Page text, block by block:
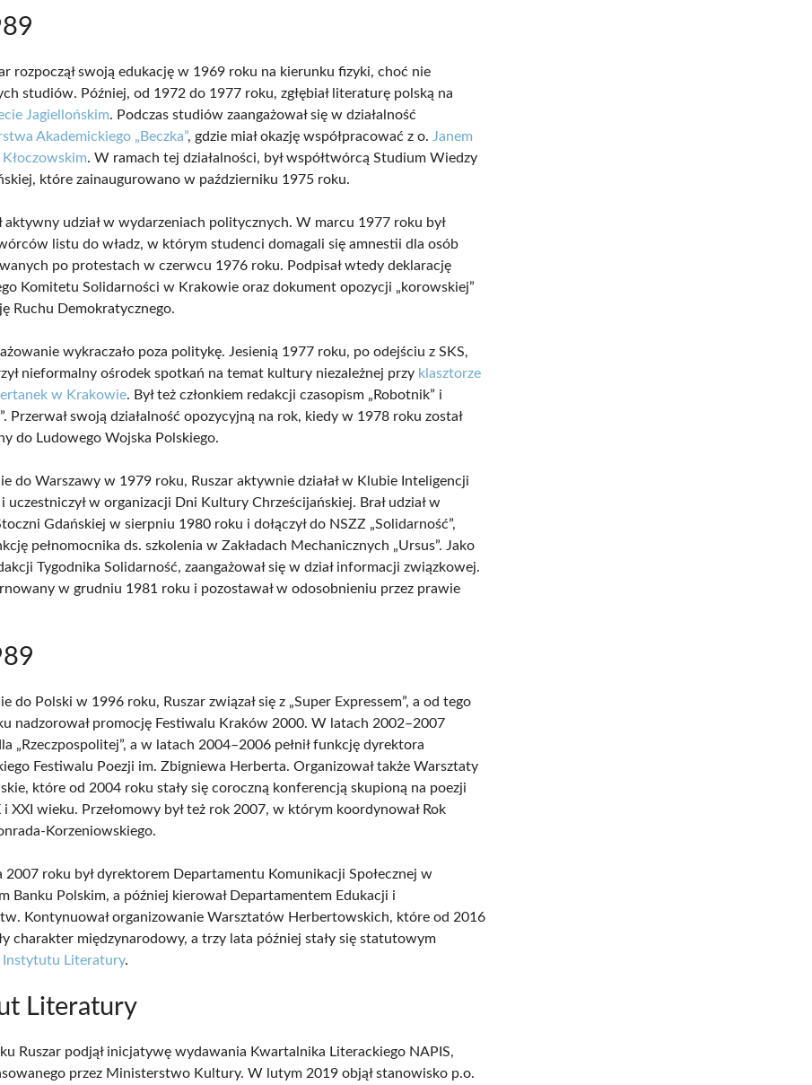
rozpoczął swoją edukację w 1969 roku na kierunku fizyki, choć nie
studiów. Później, od 1972 do 1977 roku, zgłębiał literaturę polską na
Jagiellońskim. Podczas studiów zaangażował się w działalność
Akademickiego „Beczka”, gdzie miał okazję współpracować z o. Janem
. W ramach tej działalności, był współtwórcą Studium Wiedzy
które zainaugurowano w październiku 1975 roku.
aktywny udział w wydarzeniach politycznych. W marcu 1977 roku był
listu do władz, w którym studenci domagali się amnestii dla osób
po protestach w czerwcu 1976 roku. Podpisał wtedy deklarację
Komitetu Solidarności w Krakowie oraz dokument opozycji „korowskiej”
Ruchu Demokratycznego.
wykraczało poza politykę. Jesienią 1977 roku, po odejściu z SKS,
nieformalny ośrodek spotkań na temat kultury niezależnej przy klasztorze
w Krakowie. Był też członkiem redakcji czasopism „Robotnik” i
Przerwał swoją działalność opozycyjną na rok, kiedy w 1978 roku został
do Ludowego Wojska Polskiego.
do Warszawy w 1979 roku, Ruszar aktywnie działał w Klubie Inteligencji
uczestniczył w organizacji Dni Kultury Chrześcijańskiej. Brał udział w
Gdańskiej w sierpniu 1980 roku i dołączył do NSZZ „Solidarność”,
pełnomocnika ds. szkolenia w Zakładach Mechanicznych „Ursus”. Jako
Tygodnika Solidarność, zaangażował się w dział informacji związkowej.
w grudniu 1981 roku i pozostawał w odosobnieniu przez prawie
do Polski w 1996 roku, Ruszar związał się z „Super Expressem”, a od tego
nadzorował promocję Festiwalu Kraków 2000. W latach 2002–2007
„Rzeczpospolitej”, a w latach 2004–2006 pełnił funkcję dyrektora
Festiwalu Poezji im. Zbigniewa Herberta. Organizował także Warsztaty
które od 2004 roku stały się coroczną konferencją skupioną na poezji
i XXI wieku. Przełomowy był też rok 2007, w którym koordynował Rok
Korzeniowskiego.
2007 roku był dyrektorem Departamentu Komunikacji Społecznej w
Banku Polskim, a później kierował Departamentem Edukacji i
Kontynuował organizowanie Warsztatów Herbertowskich, które od 2016
charakter międzynarodowy, a trzy lata później stały się statutowym
Instytutu Literatury.
Literatury
Ruszar podjął inicjatywę wydawania Kwartalnika Literackiego NAPIS,
przez Ministerstwo Kultury. W lutym 2019 objął stanowisko p.o.